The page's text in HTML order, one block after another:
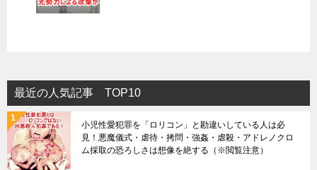
最近の人気記事 TOP10
小児性愛犯罪を「ロリコン」と勘違いしている人は必
見！悪魔儀式・虐待・拷問・強姦・虐殺・アドレノクロ
ム採取の恐ろしさは想像を絶する（※閲覧注意）